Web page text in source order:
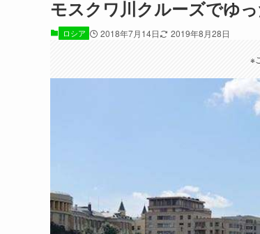
モスクワ川クルーズでゆ
ロシア 2018年7月14日 2019年8月28日
※